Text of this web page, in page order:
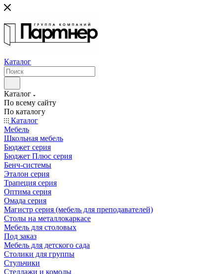
Каталог
Каталог
По всему сайту
По каталогу
Каталог
Мебель
Школьная мебель
Бюджет серия
Бюджет Плюс серия
Бенч-системы
Эталон серия
Трапеция серия
Оптима серия
Омада серия
Магистр серия (мебель для преподавателей)
Столы на металлокаркасе
Мебель для столовых
Под заказ
Мебель для детского сада
Столики для группы
Стульчики
Стеллажи и комоды